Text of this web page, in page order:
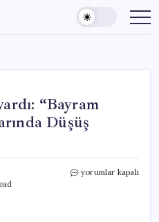
“Bayram
Düşüş
Ünlü
yorumlar kapalı